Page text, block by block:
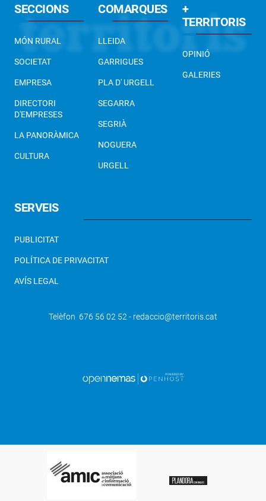
SECCIONS
MÓN RURAL
SOCIETAT
EMPRESA
DIRECTORI
D'EMPRESES
LA PANORÀMICA
CULTURA
COMARQUES
LLEIDA
GARRIGUES
PLA D' URGELL
SEGARRA
SEGRIÀ
NOGUERA
URGELL
+
TERRITORIS
OPINIÓ
GALERIES
SERVEIS
PUBLICITAT
POLÍTICA DE PRIVACITAT
AVÍS LEGAL
Telèfon 676 56 02 52 - redaccio@territoris.cat